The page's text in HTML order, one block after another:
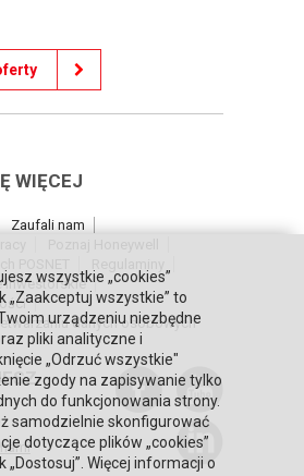
WIĘCEJ
Zaufali nam
inwestorskie
danych osobowych
wszystkie „cookies”
„Zaakceptuj wszystkie” to
urządzeniu niezbędne
pliki analityczne i
„Odrzuć wszystkie"
zgody na zapisywanie tylko
do funkcjonowania strony.
samodzielnie skonfigurować
dotyczące plików „cookies”
„Dostosuj”. Więcej informacji o